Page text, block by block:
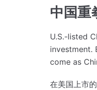
中国重
U.S.-listed
investment.
come as
在美国上市